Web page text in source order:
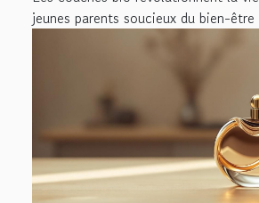
jeunes parents soucieux du bien-être